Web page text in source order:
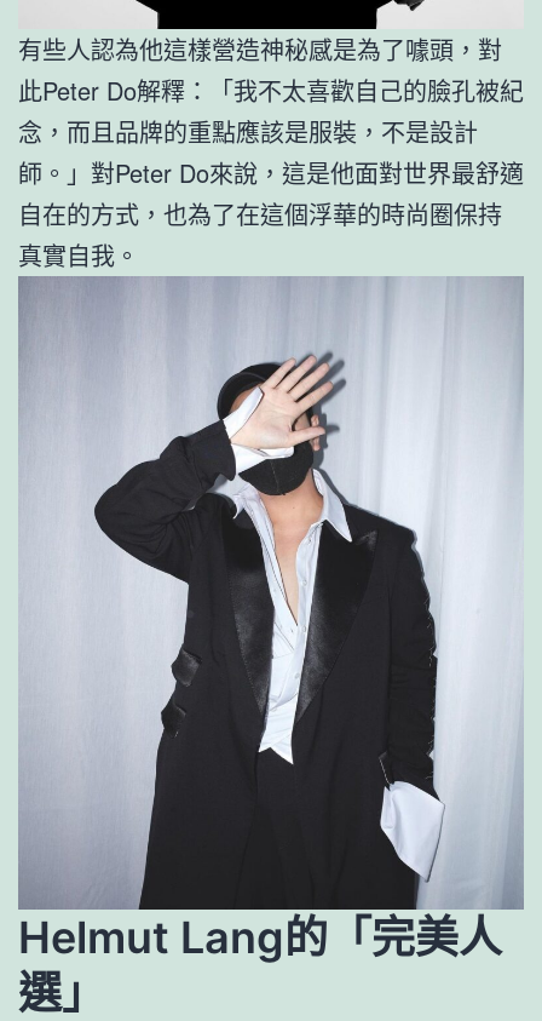
有些人認為他這樣營造神秘感是為了噱頭，對
此Peter Do解釋：「我不太喜歡自己的臉孔被紀
念，而且品牌的重點應該是服裝，不是設計
師。」對Peter Do來說，這是他面對世界最舒適
自在的方式，也為了在這個浮華的時尚圈保持
真實自我。
Helmut Lang的「完美人
選」